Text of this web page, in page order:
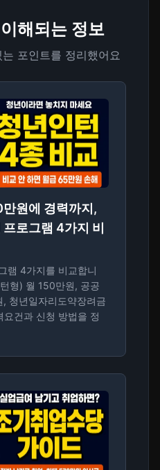
해되는 정보
포인트를 정리했어요
원에 경력까지,
로그램 4가지 비
램 4가지를 비교합니
형) 월 150만원, 공공
청년일자리도약장려금
건과 신청 방법을 정